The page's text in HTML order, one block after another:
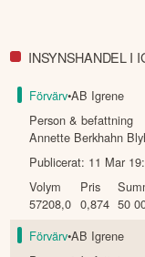
INSYNSHANDEL I
Förvärv•AB Igrene
Person & befattning
Annette Berkhahn
Publicerat: 11 Mar
Volym
57208,0
Pris
0,874 50
Förvärv•AB Igrene